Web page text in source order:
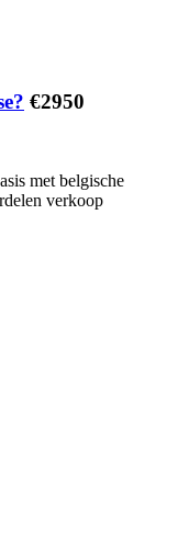
€2950
met belgische
verkoop